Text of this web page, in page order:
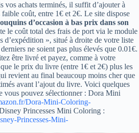
vos achats terminés, il suffit d’ajouter à
coût, entre 1€ et 2€. Le site dispose
d’occasion à bas prix dans son
le coût total des frais de port via le module
d’expédition », situé à droite de votre liste
ne soient pas plus élevés que 0.01€.
être livré et payez, comme à votre
le prix du livre (entre 1€ et 2€) plus les
revient au final beaucoup moins cher que
avant l’ajout du livre. Voici quelques
vous pouvez sélectionner : Dora Mini
Dora-Mini-Coloring-
Princesses Mini Coloring :
Princesses-Mini-